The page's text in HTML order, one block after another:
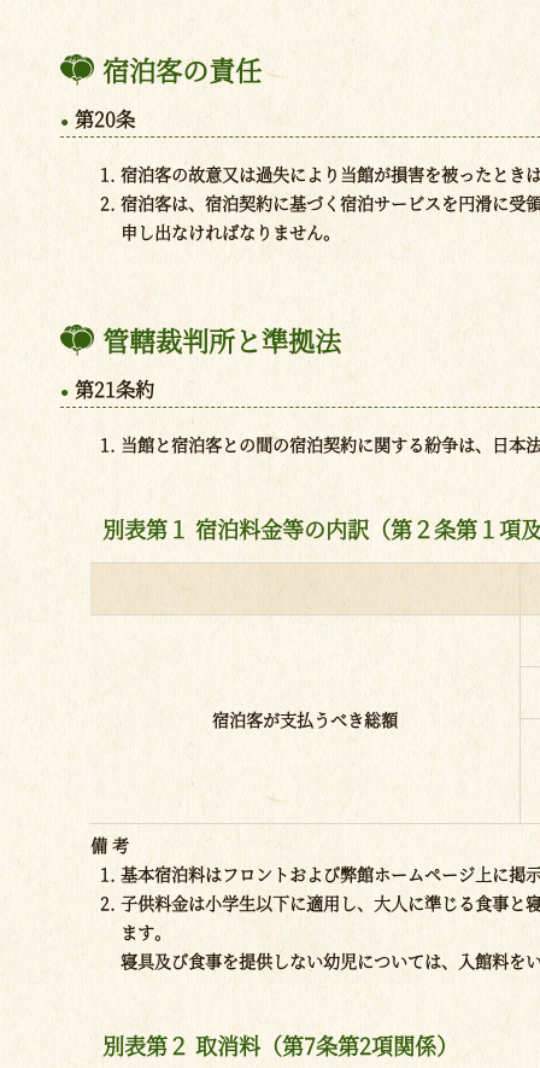
宿泊客の責任
第20条
宿泊客の故意又は過失により当館が損害を被ったとき
宿泊客は、宿泊契約に基づく宿泊サービスを円滑に受
申し出なければなりません。
管轄裁判所と準拠法
第21条約
当館と宿泊客との間の宿泊契約に関する紛争は、日
別表第１ 宿泊料金等の内訳（第２条第１項
宿泊客が支払うべき総額
備 考
基本宿泊料はフロントおよび弊館ホームページ上に掲
子供料金は小学生以下に適用し、大人に準じる食事
ます。
寝具及び食事を提供しない幼児については、入館料を
別表第２ 取消料（第7条第2項関係）